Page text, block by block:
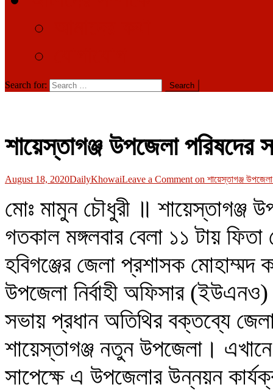
Search for:
শায়েস্তাগঞ্জ উপজেলা পরিষদের
August 18, 2020DailyKhowaiLeave a Comment on শায়েস্তাগঞ্জ
মোঃ মামুন চৌধুরী ॥ শায়েস্তাগঞ্জ
গতকাল মঙ্গলবার বেলা ১১ টায়
হবিগঞ্জের জেলা প্রশাসক মোহাম্মদ
উপজেলা নির্বাহী অফিসার
সভায় প্রধান অতিথির বক্তব্যে
শায়েস্তাগঞ্জ নতুন উপজেলা।
সাপেক্ষে এ উপজেলার উন্নয়ন